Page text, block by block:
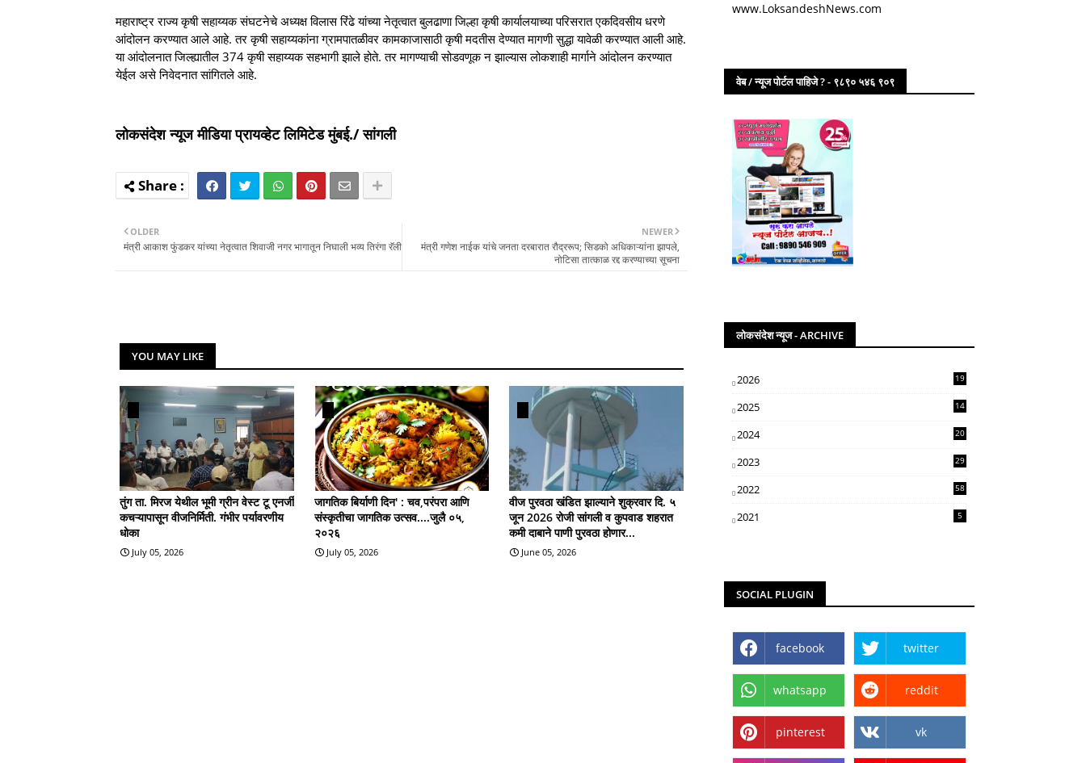
महाराष्ट्र राज्य कृषी सहाय्यक संघटनेचे अध्यक्ष विलास रिंढे यांच्या नेतृत्वात बुलढाणा जिल्हा कृषी कार्यालयाच्या परिसरात एकदिवसीय धरणे
आंदोलन करण्यात आले आहे. तर कृषी सहाय्यकांना ग्रामपातळीवर कामकाजासाठी कृषी मदतीस देण्यात मागणी सुद्धा यावेळी करण्यात आली आहे.
या आंदोलनात जिल्ह्यातील 374 कृषी सहाय्यक सहभागी झाले होते. तर मागण्याची सोडवणूक न झाल्यास लोकशाही मार्गाने आंदोलन करण्यात
येईल असे निवेदनात सांगितले आहे.
लोकसंदेश न्यूज मीडिया प्रायव्हेट लिमिटेड मुंबई./ सांगली
NEWER
मंत्री गणेश नाईक यांचे जनता दरबारात रौद्ररूप; सिडको अधिकाऱ्यांना झापले,
नोटिसा तात्काळ रद्द करण्याच्या सूचना
OLDER
मंत्री आकाश फुंडकर यांच्या नेतृत्वात शिवाजी नगर भागातून निघाली भव्य तिरंगा रॅली
YOU MAY LIKE
तुंग ता. मिरज येथील भूमी ग्रीन वेस्ट टू एनर्जी
कचऱ्यापासून वीजनिर्मिती. गंभीर पर्यावरणीय
धोका
July 05, 2026
जागतिक बिर्याणी दिन' : चव,परंपरा आणि
संस्कृतीचा जागतिक उत्सव....जुलै ०५,
२०२६
July 05, 2026
वीज पुरवठा खंडित झाल्याने शुक्रवार दि. ५
जून 2026 रोजी सांगली व कुपवाड शहरात
कमी दाबाने पाणी पुरवठा होणार...
June 05, 2026
www.LoksandeshNews.com
वेब / न्यूज पोर्टल पाहिजे ? - ९८९० ५४६ ९०९
लोकसंदेश न्यूज - ARCHIVE
2026 19
2025
14
2024
20
2023
29
2022
58
2021 5
SOCIAL PLUGIN
facebook twitter
whatsapp reddit
pinterest vk